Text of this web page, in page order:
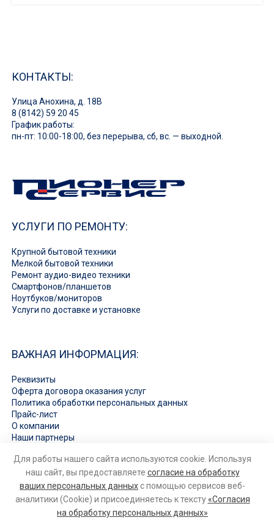
КОНТАКТЫ:
Улица Анохина, д. 18В
8 (8142) 59 20 45
График работы:
пн-пт: 10:00-18:00, без перерыва, сб, вс. — выходной.
УСЛУГИ ПО РЕМОНТУ:
Крупной бытовой техники
Мелкой бытовой техники
Ремонт аудио-видео техники
Смартфонов/планшетов
Ноутбуков/мониторов
Услуги по доставке и установке
ВАЖНАЯ ИНФОРМАЦИЯ:
Реквизиты
Оферта договора оказания услуг
Политика обработки персональных данных
Прайс-лист
О компании
Наши партнеры
Ответы на вопросы
Ремонт бытовой техники и электроники
Для работы нашего сайта используются cookie. Используя
наш сайт, вы предоставляете согласие на обработку
ваших персональных данныхс помощью сервисов веб-
аналитики (Cookie) и присоединяетесь к тексту«Согласия
на обработку персональных данных»